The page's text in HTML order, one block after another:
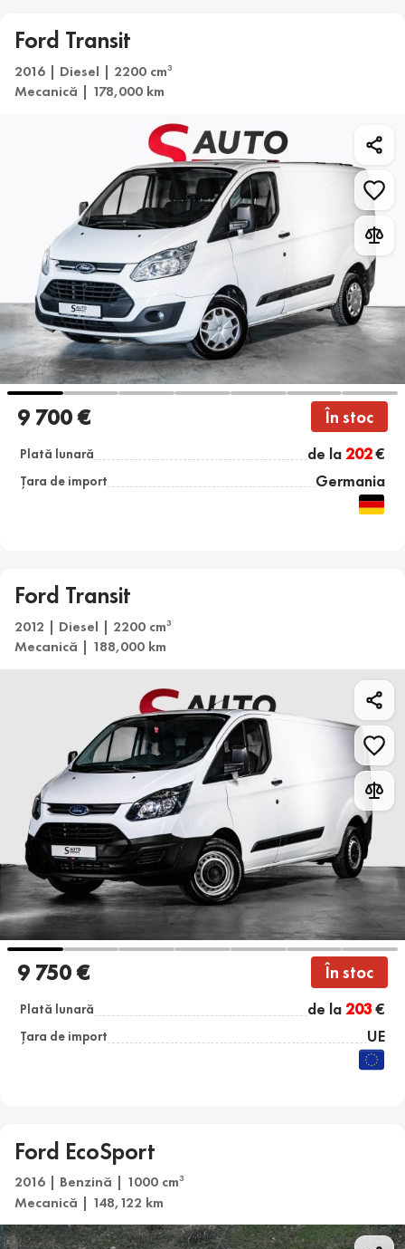
Ford Transit
2016 | Diesel | 2200 cm3
Mecanică | 178,000 km
9 700 € În stoc
Plată lunară de la202€
Țara de import Germania
Ford Transit
2012 | Diesel | 2200 cm3
Mecanică | 188,000 km
9 750 € În stoc
Plată lunară de la203€
Țara de import UE
Ford EcoSport
2016 | Benzină | 1000 cm3
Mecanică | 148,122 km